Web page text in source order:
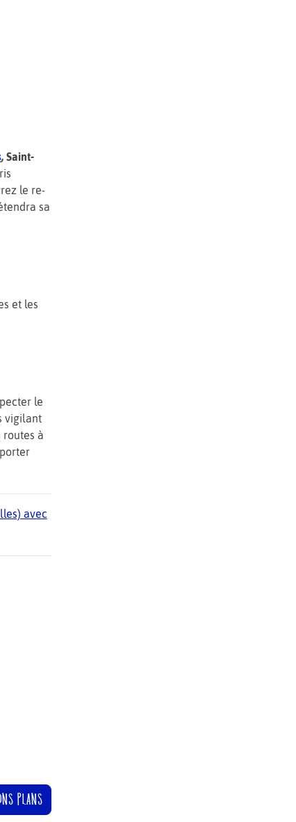
, Saint-
le re-
sa
et les
le
vigilant
routes à
avec
PLANS